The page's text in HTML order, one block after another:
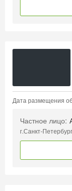
Дата размещения
Частное лицо:
г.Санкт-Петербург